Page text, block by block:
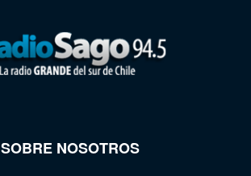
SOBRE NOSOTROS